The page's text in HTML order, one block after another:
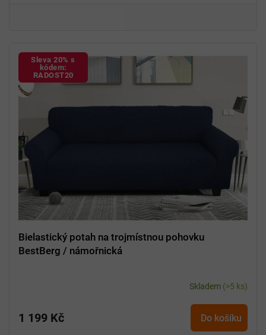
Sleva 20% s
kódem:
RADOST20
Bielastický potah na trojmístnou pohovku
BestBerg / námořnická
Skladem (>5 ks)
1 199 Kč Do košíku